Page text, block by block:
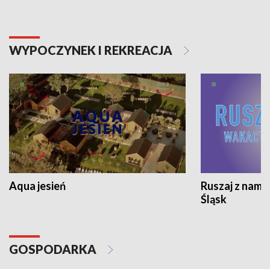
WYPOCZYNEK I REKREACJA
Aqua jesień
Ruszaj z
Śląsk
GOSPODARKA